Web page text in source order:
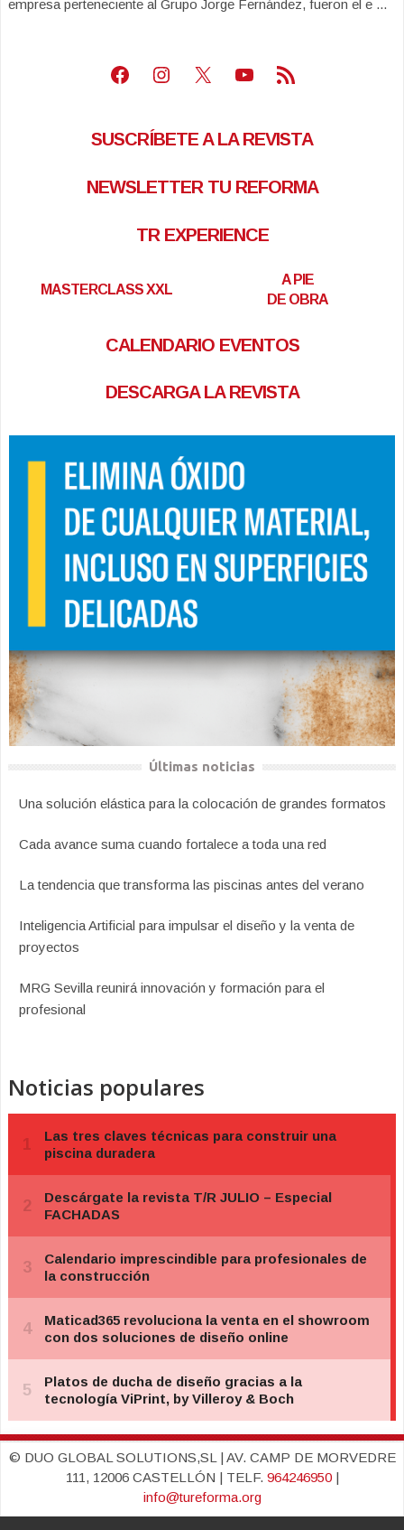
empresa perteneciente al Grupo Jorge Fernández, fueron el e ...
Facebook
Instagram
X Youtube
Feed RSS
SUSCRÍBETE A LA REVISTA
NEWSLETTER TU REFORMA
TR EXPERIENCE
MASTERCLASS XXL
A PIE
DE OBRA
CALENDARIO EVENTOS
DESCARGA LA REVISTA
Últimas noticias
Una solución elástica para la colocación de grandes formatos
Cada avance suma cuando fortalece a toda una red
La tendencia que transforma las piscinas antes del verano
Inteligencia Artificial para impulsar el diseño y la venta de
proyectos
MRG Sevilla reunirá innovación y formación para el
profesional
Noticias populares
© DUO GLOBAL SOLUTIONS,SL | AV. CAMP DE MORVEDRE
111, 12006 CASTELLÓN | TELF. 964246950|
info@tureforma.org